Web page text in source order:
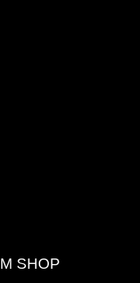
SHOP